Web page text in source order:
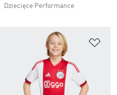
Dziecięce Performance